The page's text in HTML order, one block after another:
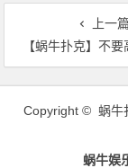
上一篇
【蜗牛扑克】不要高估自
文
Copyright © 蜗牛
蜗牛娱